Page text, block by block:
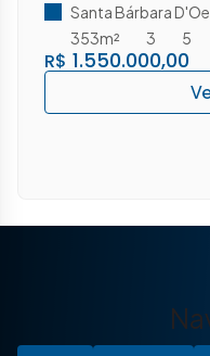
Santa Bárbara – SP
R$ 1.550.000,00
Santa Bárbara
3
5
353m²